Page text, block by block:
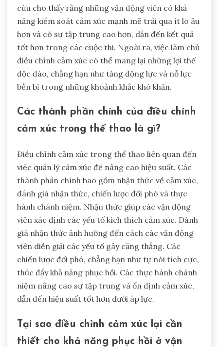
cứu cho thấy rằng những vận động viên có khả
năng kiểm soát cảm xúc mạnh mẽ trải qua ít lo âu
hơn và có sự tập trung cao hơn, dẫn đến kết quả
tốt hơn trong các cuộc thi. Ngoài ra, việc làm chủ
điều chỉnh cảm xúc có thể mang lại những lợi thế
độc đáo, chẳng hạn như tăng động lực và nỗ lực
bền bỉ trong những khoảnh khắc khó khăn.
Các thành phần chính của điều chỉnh
cảm xúc trong thể thao là gì?
Điều chỉnh cảm xúc trong thể thao liên quan đến
việc quản lý cảm xúc để nâng cao hiệu suất. Các
thành phần chính bao gồm nhận thức về cảm xúc,
đánh giá nhận thức, chiến lược đối phó và thực
hành chánh niệm. Nhận thức giúp các vận động
viên xác định các yếu tố kích thích cảm xúc. Đánh
giá nhận thức ảnh hưởng đến cách các vận động
viên diễn giải các yếu tố gây căng thẳng. Các
chiến lược đối phó, chẳng hạn như tự nói tích cực,
thúc đẩy khả năng phục hồi. Các thực hành chánh
niệm nâng cao sự tập trung và ổn định cảm xúc,
dẫn đến hiệu suất tốt hơn dưới áp lực.
Tại sao điều chỉnh cảm xúc lại cần
thiết cho khả năng phục hồi ở vận